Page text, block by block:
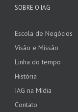
SOBRE O IAG
Escola de Negócios
Visão e Missão
Linha do tempo
História
IAG na Mídia
Contato